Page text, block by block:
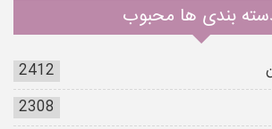
بندی ها محبوب
2412
2308